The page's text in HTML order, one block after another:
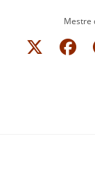
Mestre